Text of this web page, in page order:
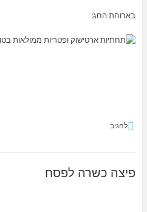
בארוחת החג:
להגיב
פיצה כשרה לפסח